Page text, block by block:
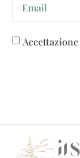
Accettazione